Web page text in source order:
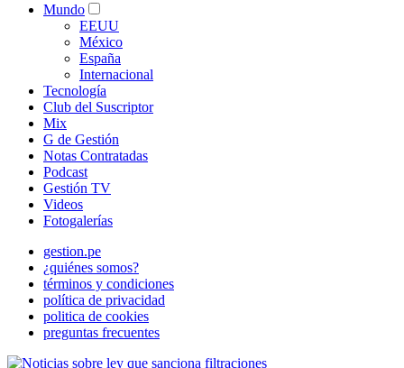
Mundo
EEUU
México
España
Internacional
Tecnología
Club del Suscriptor
Mix
G de Gestión
Notas Contratadas
Podcast
Gestión TV
Videos
Fotogalerías
gestion.pe
¿quiénes somos?
términos y condiciones
política de privacidad
politica de cookies
preguntas frecuentes